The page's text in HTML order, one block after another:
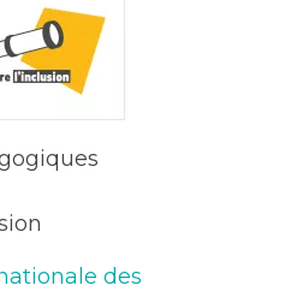
des